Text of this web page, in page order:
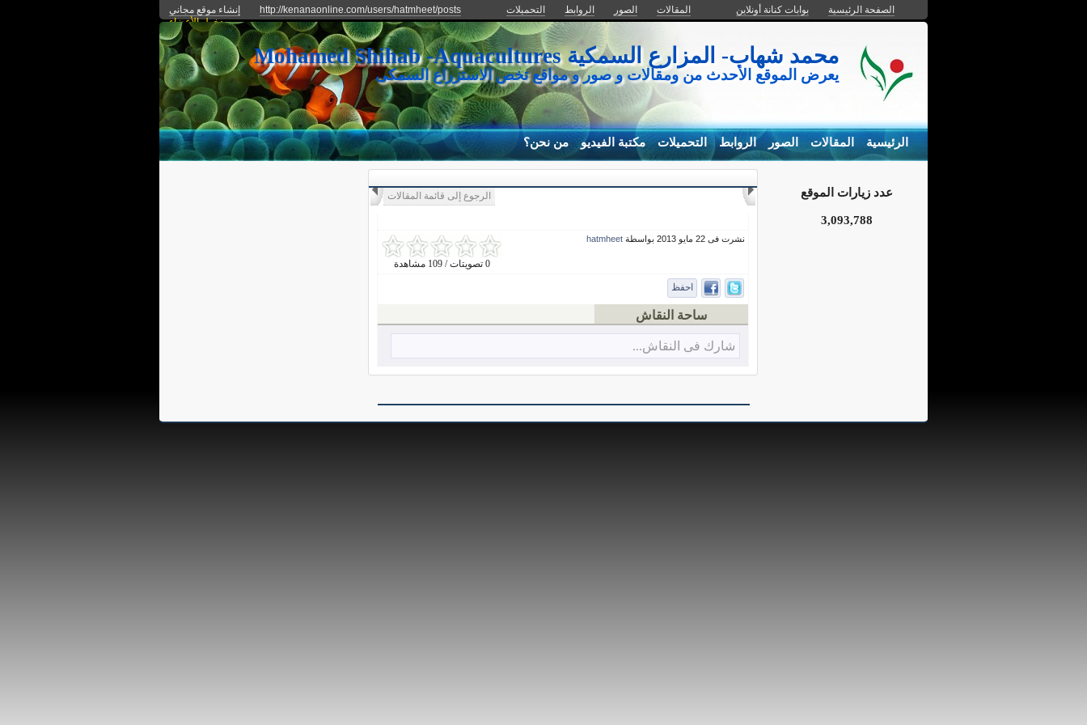
الصفحة الرئيسية بوابات كنانة أونلاين المقالات الصور الروابط التحميلات http://kenanaonline.com/users/hatmheet/posts
إنشاء موقع مجاني
دخول الأعضاء
محمد شهاب- المزارع السمكية Mohamed Shihab -Aquacultures
يعرض الموقع الأحدث من ومقالات و صور و مواقع تخص الاستزراع السمكى
الرئيسية المقالات الصور الروابط التحميلات مكتبة الفيديو من نحن؟
الرجوع إلى قائمة المقالات
0 تصويتات / 109 مشاهدة
نشرت فى 22 مايو 2013 بواسطة hatmheet
احفظ
ساحة النقاش
شارك فى النقاش...
عدد زيارات الموقع
3,093,788